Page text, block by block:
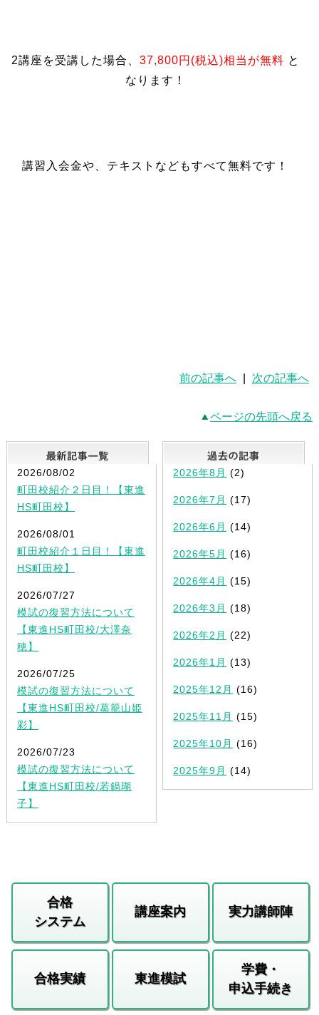
2講座を受講した場合、 37,800円(税込)相当が無料 と
なります！
講習入会金や、テキストなどもすべて無料です！
前の記事へ 次の記事へ
ページの先頭へ戻る
最新記事一覧
2026/08/02
町田校紹介２日目！【東進
HS町田校】
2026/08/01
町田校紹介１日目！【東進
HS町田校】
2026/07/27
模試の復習方法について
【東進HS町田校/大澤奈
穂】
2026/07/25
模試の復習方法について
【東進HS町田校/葛籠山姫
彩】
2026/07/23
模試の復習方法について
【東進HS町田校/若鍋瑚
子】
2026年8月 (2)
2026年7月 (17)
2026年6月 (14)
2026年5月 (16)
2026年4月 (15)
2026年3月 (18)
2026年2月 (22)
2026年1月 (13)
2025年12月 (16)
2025年11月 (15)
2025年10月 (16)
2025年9月 (14)
合格
システム
講座案内 実力講師陣
合格実績 東進模試
学費・
申込手続き